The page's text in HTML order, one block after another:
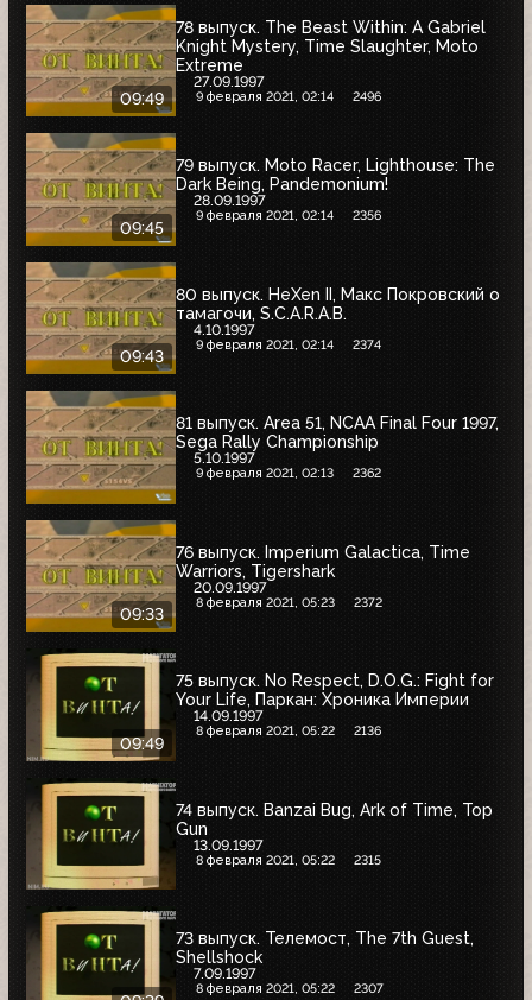
09:49
78 выпуск. The Beast Within: A Gabriel
Knight Mystery, Time Slaughter, Moto
Extreme
27.09.1997
9 февраля 2021, 02:14 2496
09:45
79 выпуск. Moto Racer, Lighthouse: The
Dark Being, Pandemonium!
28.09.1997
9 февраля 2021, 02:14 2356
09:43
80 выпуск. HeXen II, Макс Покровский о
тамагочи, S.C.A.R.A.B.
4.10.1997
9 февраля 2021, 02:14 2374
81 выпуск. Area 51, NCAA Final Four 1997,
Sega Rally Championship
5.10.1997
9 февраля 2021, 02:13 2362
09:33
76 выпуск. Imperium Galactica, Time
Warriors, Tigershark
20.09.1997
8 февраля 2021, 05:23 2372
09:49
75 выпуск. No Respect, D.O.G.: Fight for
Your Life, Паркан: Хроника Империи
14.09.1997
8 февраля 2021, 05:22 2136
74 выпуск. Banzai Bug, Ark of Time, Top
Gun
13.09.1997
8 февраля 2021, 05:22 2315
73 выпуск. Телемост, The 7th Guest,
Shellshock
7.09.1997
8 февраля 2021, 05:22 2307